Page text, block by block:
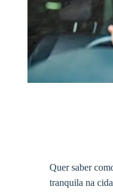
Quer saber
tranquila na